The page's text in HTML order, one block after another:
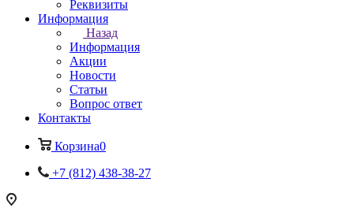
Реквизиты
Информация
Назад
Информация
Акции
Новости
Статьи
Вопрос ответ
Контакты
Корзина0
+7 (812) 438-38-27